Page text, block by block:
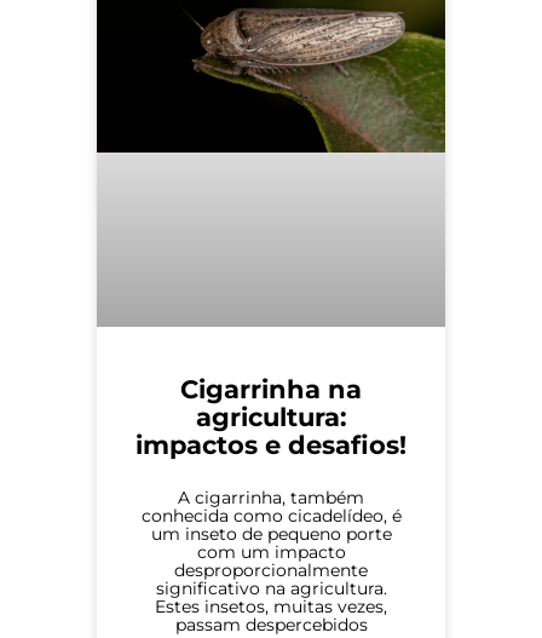
Cigarrinha na
agricultura:
impactos e desafios!
A cigarrinha, também
conhecida como cicadelídeo, é
um inseto de pequeno porte
com um impacto
desproporcionalmente
significativo na agricultura.
Estes insetos, muitas vezes,
passam despercebidos